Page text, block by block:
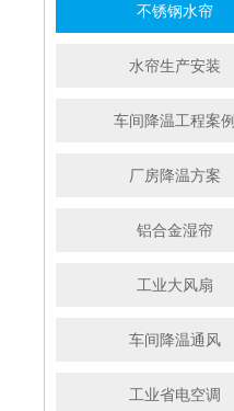
不锈钢水帘
水帘生产安装
车间降温工程案例
厂房降温方案
铝合金湿帘
工业大风扇
车间降温通风
工业省电空调